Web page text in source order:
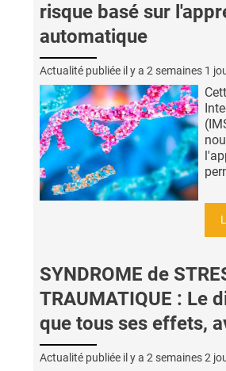
risque basé sur
automatique
Actualité publiée il y a 2 semaines 1
SYNDROME de
TRAUMATIQUE : Le
que tous ses effets,
Actualité publiée il y a 2 semaines 2